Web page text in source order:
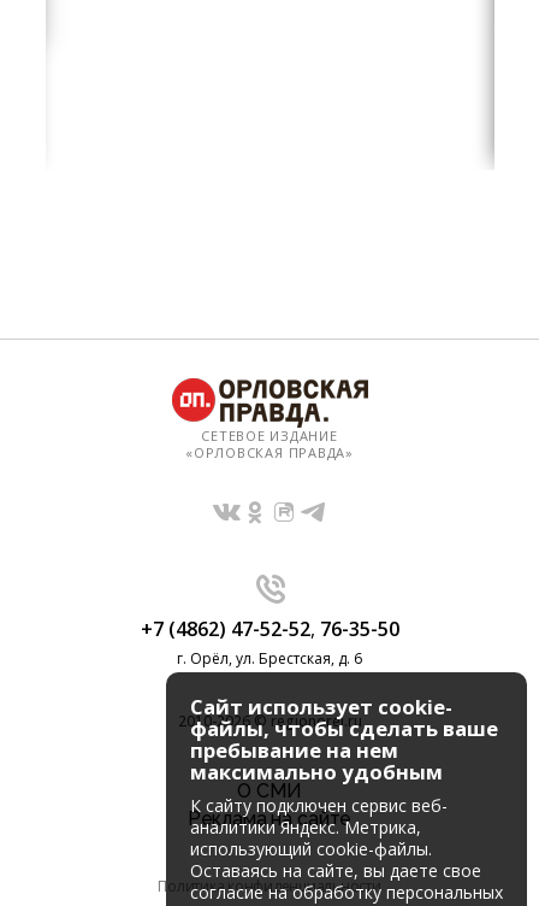
СЕТЕВОЕ ИЗДАНИЕ
«ОРЛОВСКАЯ ПРАВДА»
+7 (4862) 47-52-52, 76-35-50
г. Орёл, ул. Брестская, д. 6
2010-2026 © regionorel.ru
О СМИ
Реклама на сайте
Политика конфиденциальности
Сайт использует cookie-
файлы, чтобы сделать ваше
пребывание на нем
максимально удобным
К cайту подключен сервис веб-
аналитики Яндекс. Метрика,
использующий cookie-файлы.
Оставаясь на сайте, вы даете свое
согласие на обработку персональных